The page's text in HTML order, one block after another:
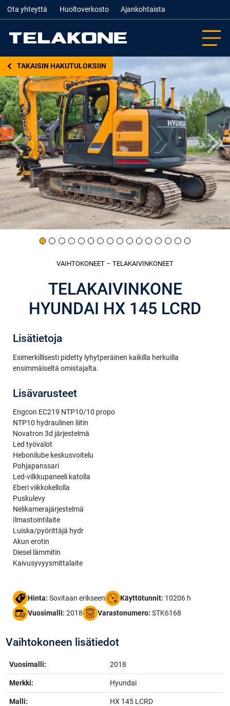
Ota yhteyttä Huoltoverkosto Ajankohtaista
TAKAISIN HAKUTULOKSIIN
Edellinen
VAIHTOKONEET – TELAKAIVINKONEET
TELAKAIVINKONE
HYUNDAI HX 145 LCRD
Lisätietoja
Esimerkillisesti pidetty lyhytperäinen kaikilla herkuilla
ensimmäiseltä omistajalta.
Lisävarusteet
Engcon EC219 NTP10/10 propo
NTP10 hydraulinen liitin
Novatron 3d järjestelmä
Led työvalot
Hebonilube keskusvoitelu
Pohjapanssari
Led-vilkkupaneeli katolla
Eberi viikkokellolla
Puskulevy
Nelikamerajärjestelmä
Ilmastointilaite
Luiska/pyörittäjä hydr
Akun erotin
Diesel lämmitin
Kaivusyvyysmittalaite
Hinta: Sovitaan erikseen Käyttötunnit: 10206 h
Vuosimalli: 2018 Varastonumero: STK6168
Vaihtokoneen lisätiedot
Vuosimalli: 2018
Merkki: Hyundai
Malli: HX 145 LCRD